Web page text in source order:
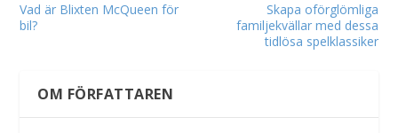
Vad är Blixten McQueen för
bil?
Skapa oförglömliga
familjekvällar med dessa
tidlösa spelklassiker
OM FÖRFATTAREN